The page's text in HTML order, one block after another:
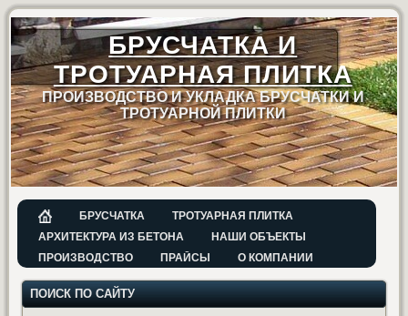
БРУСЧАТКА И
ТРОТУАРНАЯ ПЛИТКА
ПРОИЗВОДСТВО И УКЛАДКА БРУСЧАТКИ И
ТРОТУАРНОЙ ПЛИТКИ
БРУСЧАТКА
ТРОТУАРНАЯ ПЛИТКА
АРХИТЕКТУРА ИЗ БЕТОНА
НАШИ ОБЪЕКТЫ
ПРОИЗВОДСТВО
ПРАЙСЫ О КОМПАНИИ
ПОИСК ПО САЙТУ